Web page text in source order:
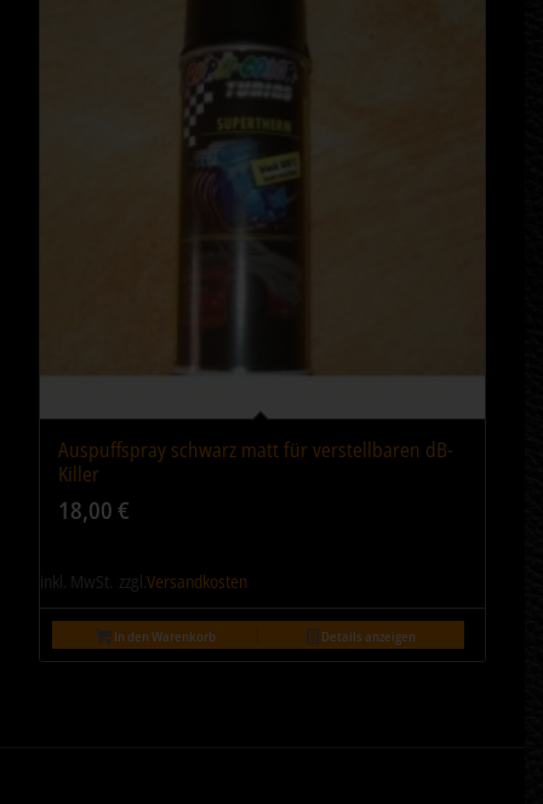
Auspuffspray schwarz matt für verstellbaren dB-
Killer
18,00€
inkl. MwSt. zzgl.Versandkosten
In den Warenkorb Details anzeigen